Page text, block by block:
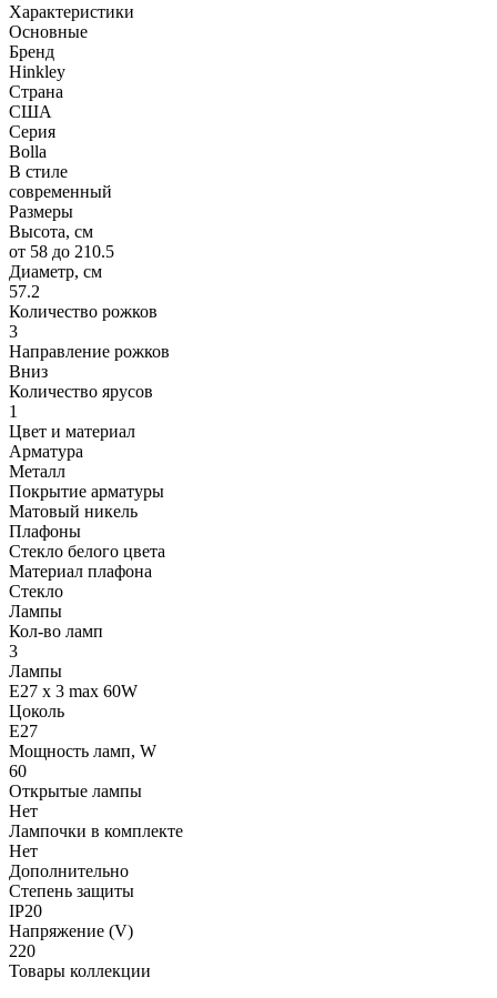
Характеристики
Основные
Бренд
Hinkley
Страна
США
Серия
Bolla
В стиле
современный
Размеры
Высота, см
от 58 до 210.5
Диаметр, см
57.2
Количество рожков
3
Направление рожков
Вниз
Количество ярусов
1
Цвет и материал
Арматура
Металл
Покрытие арматуры
Матовый никель
Плафоны
Стекло белого цвета
Материал плафона
Стекло
Лампы
Кол-во ламп
3
Лампы
E27 x 3 max 60W
Цоколь
E27
Мощность ламп, W
60
Открытые лампы
Нет
Лампочки в комплекте
Нет
Дополнительно
Степень защиты
IP20
Напряжение (V)
220
Товары коллекции